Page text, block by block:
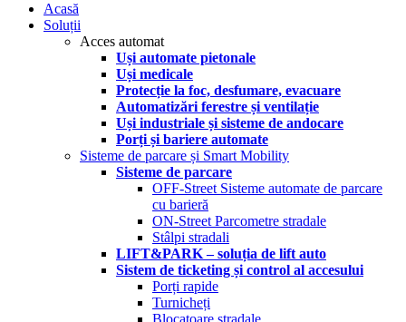
Acasă
Soluții
Acces automat
Uși automate pietonale
Uși medicale
Protecție la foc, desfumare, evacuare
Automatizări ferestre și ventilație
Uși industriale și sisteme de andocare
Porți și bariere automate
Sisteme de parcare și Smart Mobility
Sisteme de parcare
OFF-Street Sisteme automate de parcare
cu barieră
ON-Street Parcometre stradale
Stâlpi stradali
LIFT&PARK – soluția de lift auto
Sistem de ticketing și control al accesului
Porți rapide
Turnicheți
Blocatoare stradale